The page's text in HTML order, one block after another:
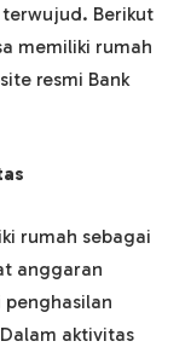
Berikut
memiliki rumah
resmi Bank
rumah sebagai
anggaran
aktivitas